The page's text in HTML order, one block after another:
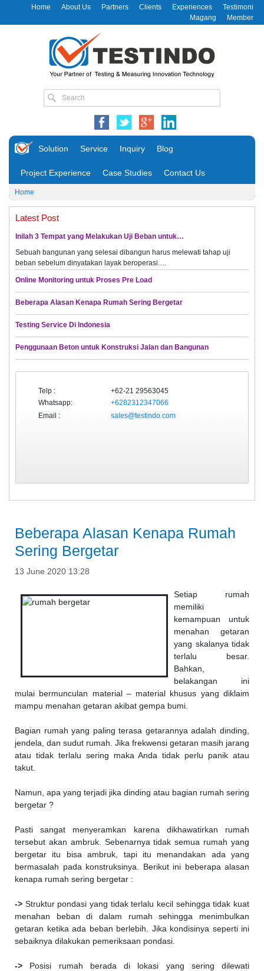
Home About Us Partners Clients Experiences
Testimoni
Magang
Member
Solution Service Inquiry Blog
Project Experience Case Studies Contact Us
Home
Latest Post
Inilah 3 Tempat yang Melakukan Uji Beban untuk…
Sebuah bangunan yang selesai dibangun harus melewati tahap uji
beban sebelum dinyatakan layak beroperasi.…
Online Monitoring untuk Proses Pre Load
Beberapa Alasan Kenapa Rumah Sering Bergetar
Testing Service Di Indonesia
Penggunaan Beton untuk Konstruksi Jalan dan Bangunan
Telp :
+62-21 29563045
Whatsapp:
+6282312347066
Email :
sales@testindo.com
Beberapa Alasan Kenapa Rumah
Sering Bergetar
13 June 2020 13:28
Setiap rumah
memiliki
kemampuan untuk
menahan getaran
yang skalanya tidak
terlalu besar.
Bahkan,
belakangan ini
mulai bermunculan material – material khusus yang diklaim
mampu menahan getaran akibat gempa bumi.
Bagian rumah yang paling terasa getarannya adalah dinding,
jendela, dan sudut rumah. Jika frekwensi getaran masih jarang
atau tidak terlalu sering maka Anda tidak perlu panik atau
takut.
Namun, apa yang terjadi jika dinding atau bagian rumah sering
bergetar ?
Pasti sangat menyeramkan karena dikhawatirkan rumah
tersebut akan ambruk. Sebenarnya tidak semua rumah yang
bergetar itu bisa ambruk, tapi itu menandakan ada yang
bermasalah pada konstruksinya. Berikut ini beberapa alasan
kenapa rumah sering bergetar :
-> Struktur pondasi yang tidak terlalu kecil sehingga tidak kuat
menahan beban di dalam rumah sehingga menimbulkan
getaran ketika ada beban berlebih. Jika kondisinya seperti ini
sebaiknya dilakukan pemeriksaan pondasi.
-> Posisi rumah berada di lokasi yang sering dilewati